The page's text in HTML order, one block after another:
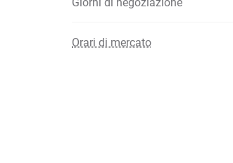
Orari di mercato